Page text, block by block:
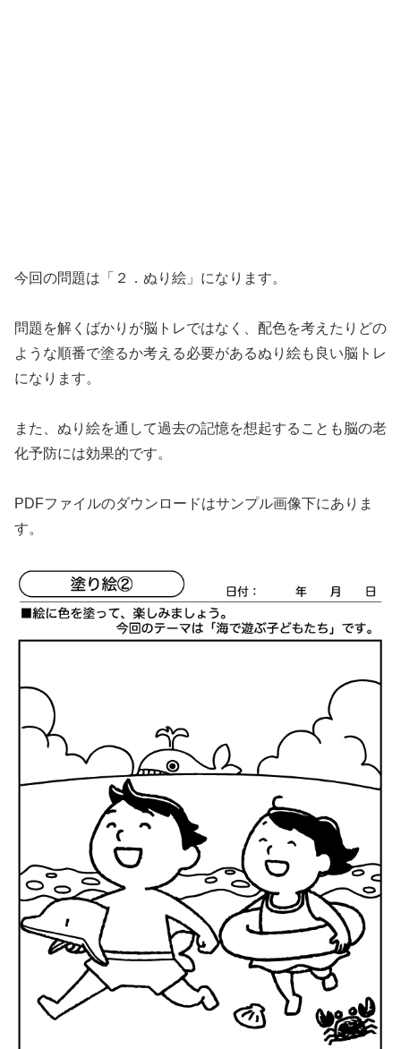
今回の問題は「２．ぬり絵」になります。
問題を解くばかりが脳トレではなく、配色を考えたりどの
ような順番で塗るか考える必要があるぬり絵も良い脳トレ
になります。
また、ぬり絵を通して過去の記憶を想起することも脳の老
化予防には効果的です。
PDFファイルのダウンロードはサンプル画像下にありま
す。